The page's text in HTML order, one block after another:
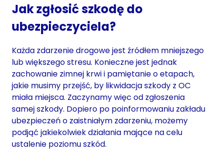
Jak zgłosić szkodę do
ubezpieczyciela?
Każda zdarzenie drogowe jest źródłem mniejszego
lub większego stresu. Konieczne jest jednak
zachowanie zimnej krwi i pamiętanie o etapach,
jakie musimy przejść, by likwidacja szkody z OC
miała miejsca. Zaczynamy więc od zgłoszenia
samej szkody. Dopiero po poinformowaniu zakładu
ubezpieczeń o zaistniałym zdarzeniu, możemy
podjąć jakiekolwiek działania mające na celu
ustalenie poziomu szkód.